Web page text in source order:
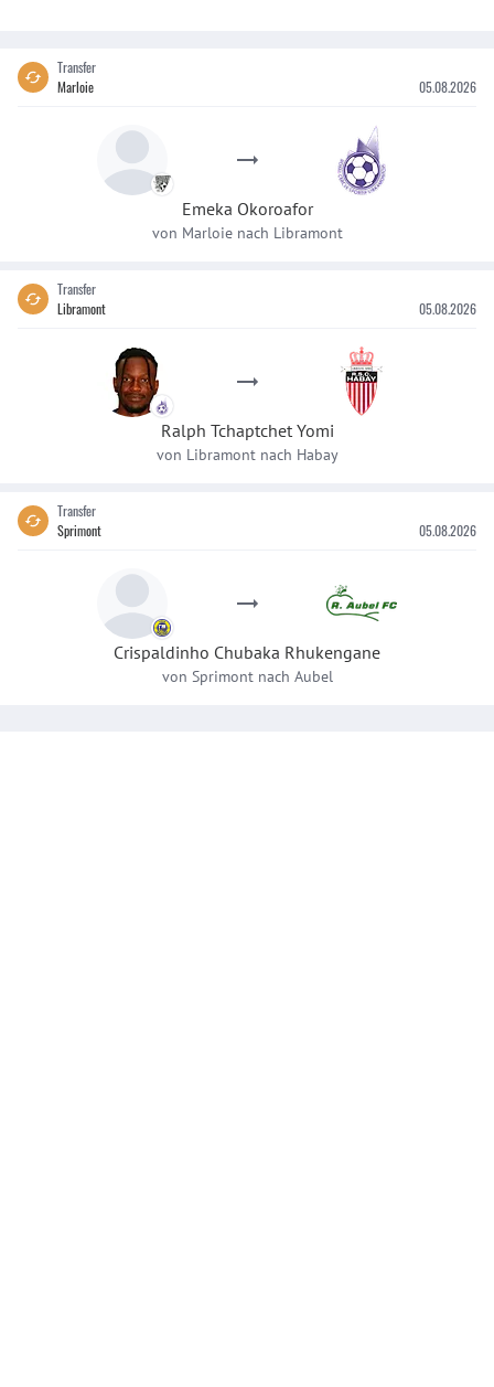
Transfer
Marloie
05.08.2026
Emeka Okoroafor
von Marloie nach Libramont
Transfer
Libramont
05.08.2026
Ralph Tchaptchet Yomi
von Libramont nach Habay
Transfer
Sprimont
05.08.2026
Crispaldinho Chubaka Rhukengane
von Sprimont nach Aubel